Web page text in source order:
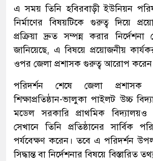
এ সময় তিনি হবিরবাড়ী ইউনিয়ন
নির্মাণের বিষয়টিকে গুরুত্ব দিয়ে
প্রক্রিয়া দ্রুত সম্পন্ন করার নির্দেশনা
জানিয়েছে, এ বিষয়ে প্রয়োজনীয়
ওপর জেলা প্রশাসক গুরুত্ব আরোপ
পরিদর্শন শেষে জেলা প্রশাসক
শিক্ষাপ্রতিষ্ঠান-ভালুকা পাইলট উচ্চ
মডেল সরকারি প্রাথমিক বিদ্যালয়ও
সেখানে তিনি প্রতিষ্ঠানের সার্বিক
পর্যবেক্ষণ করেন। তবে এ পরিদর্শন
সিদ্ধান্ত বা নির্দেশনার বিষয়ে বিস্তারিত